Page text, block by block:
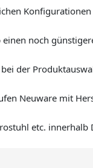
noch
der
Neuware mit
etc. innerhalb